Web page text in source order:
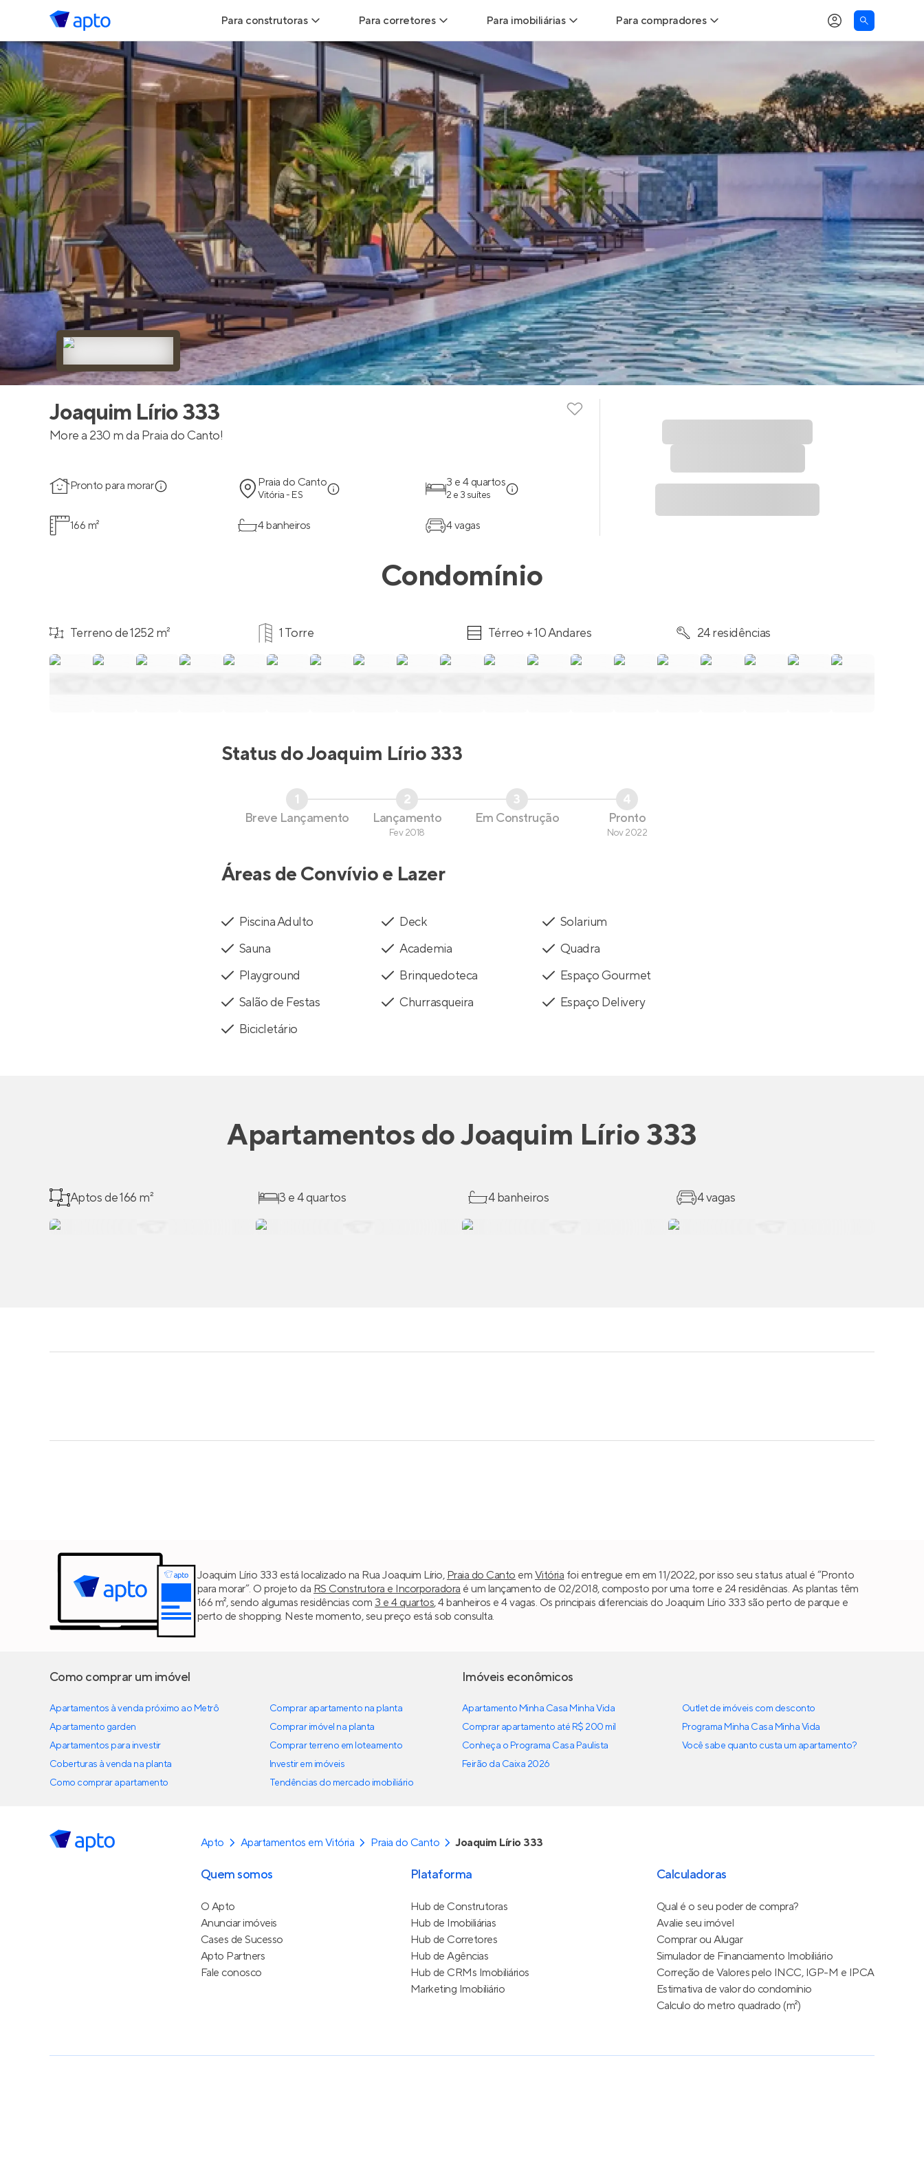
Para construtoras
Geração de Leads
Geração de Visitas
Geração de Vendas
Maiores Construtoras
Parcerias Imobiliárias
Anunciar Imóveis
Para corretores
Leads para Corretores
Corretor+
Parcerias imobiliárias
Hub de Corretores
Perfil Verificado
Anunciar imóveis
Para imobiliárias
Leads para Imobiliárias
Hub de imobiliárias
Anunciar imóveis
Para compradores
Calcule seu Poder de Compra
Comprar x Alugar
Correção do INCC
Simulador de Financiamento
Encontre um corretor
Joaquim Lírio 333
More a 230 m da Praia do Canto!
Pronto para morar Praia do Canto
Vitória - ES
3 e 4 quartos
2 e 3 suítes
166 m² 4 banheiros 4 vagas
Condomínio
Terreno de 1252 m² 1 Torre Térreo + 10 Andares 24 residências
Status doJoaquim Lírio 333
1
Breve Lançamento
2
Lançamento
Fev 2018
3
Em Construção
4
Pronto
Nov 2022
Áreas de Convívio e Lazer
Piscina Adulto Deck
Solarium
Sauna
Academia
Quadra
Playground
Brinquedoteca
Espaço Gourmet
Salão de Festas
Churrasqueira
Espaço Delivery
Bicicletário
Apartamentos doJoaquim Lírio 333
Aptos de 166 m² 3 e 4 quartos 4 banheiros 4 vagas
Joaquim Lírio 333 está localizado na Rua Joaquim Lírio, Praia do Canto em Vitória foi entregue em em 11/2022, por isso seu status atual é “Pronto
para morar”. O projeto da RS Construtora e Incorporadora é um lançamento de 02/2018, composto por uma torre e 24 residências. As plantas têm
166 m², sendo algumas residências com 3 e 4 quartos, 4 banheiros e 4 vagas. Os principais diferenciais do Joaquim Lírio 333 são perto de parque e
perto de shopping. Neste momento, seu preço está sob consulta.
Como comprar um imóvel
Apartamentos à venda próximo ao Metrô
Apartamento garden
Apartamentos para investir
Coberturas à venda na planta
Como comprar apartamento
Comprar apartamento na planta
Comprar imóvel na planta
Comprar terreno em loteamento
Investir em imóveis
Tendências do mercado imobiliário
Imóveis econômicos
Apartamento Minha Casa Minha Vida
Comprar apartamento até R$ 200 mil
Conheça o Programa Casa Paulista
Feirão da Caixa 2026
Outlet de imóveis com desconto
Programa Minha Casa Minha Vida
Você sabe quanto custa um apartamento?
Apto Apartamentos em Vitória Praia do Canto Joaquim Lírio 333
Quem somos
O Apto
Anunciar imóveis
Cases de Sucesso
Apto Partners
Fale conosco
Plataforma
Hub de Construtoras
Hub de Imobiliárias
Hub de Corretores
Hub de Agências
Hub de CRMs Imobiliários
Marketing Imobiliário
Calculadoras
Qual é o seu poder de compra?
Avalie seu imóvel
Comprar ou Alugar
Simulador de Financiamento Imobiliário
Correção de Valores pelo INCC, IGP-M e IPCA
Estimativa de valor do condomínio
Calculo do metro quadrado (m²)